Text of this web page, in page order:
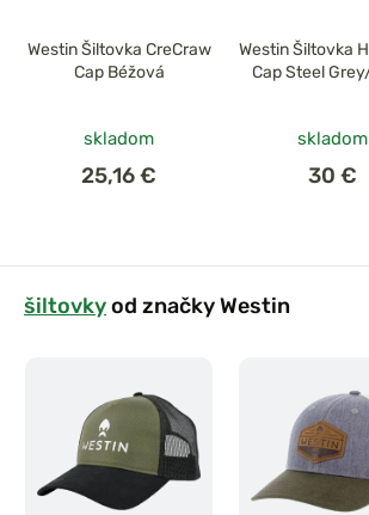
Westin Šiltovka CreCraw
Cap Béžová
skladom
25,16 €
Westin Šiltovka
Cap Steel
skladom
30 €
šiltovkyod značky Westin